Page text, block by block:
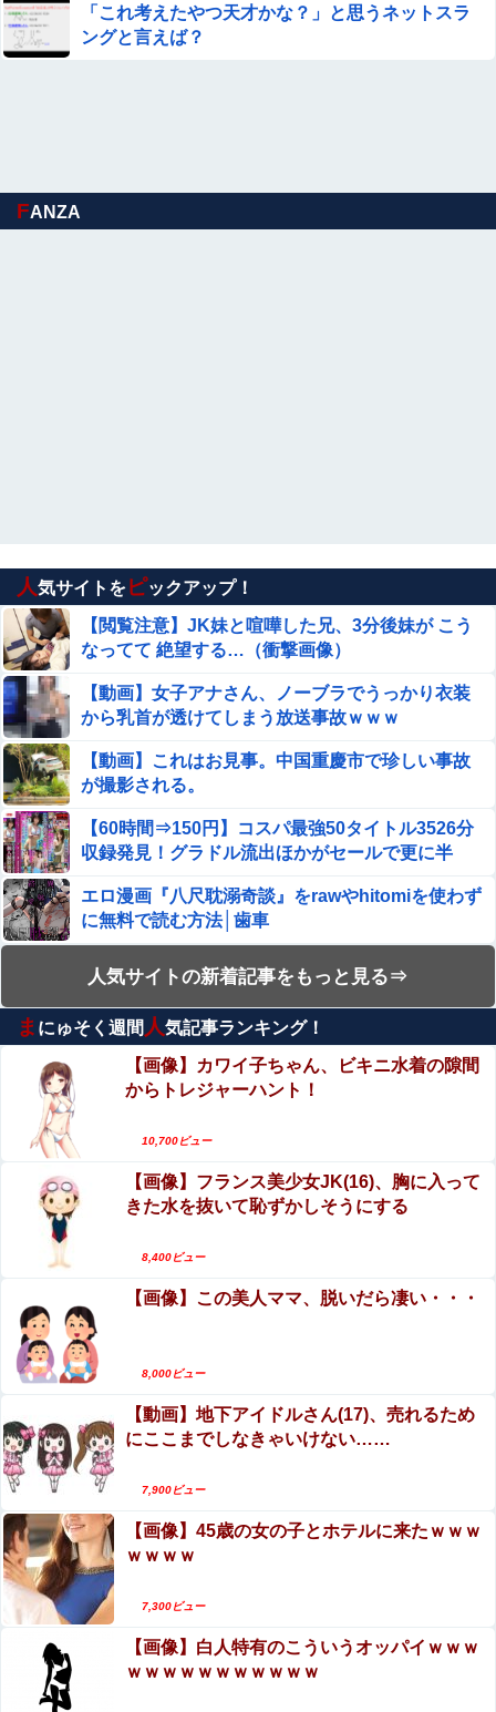
子には負けるわ」←ワイらにはブッ刺さりまくってしまう
w w w w w w
森川ジョージ「みい山アンチは正義を主張する前に漫画の
い中出しレ●プGIF画像
「外国人受け入れ反対」大幅増 若い世代で多く
エロ漫画『八尺耽溺奇談』をrawやhitomiを使わずに無料
で読む方法│歯車
【閲覧注意】JK妹と喧嘩した兄、3分後妹が ”こうなって
て” 絶望する…（衝撃画像）
【悲報】 飛行機のパイロットさん、「駅弁」を食べてい
ることがバレる……
スマホゲー業界、終わりの始まり…倒産件数が過去最多ペ
ース「数億円かけても爆ﾀﾋ」
【朗報】菅直人元総理、再評価されるｗｗｗｗｗｗｗｗｗ
ｗｗｗｗｗｗｗｗｗ
【悲報】女性「男への最大ダメージはこれ」←お前ら耐え
【画像あり】NASAが開発、着るだけで瞬時に「-15℃冷
却」する冷感ポンチョ3,980円！
【悲報】坂口杏里を家に住ませてあげた結果ｗｗｗｗ
【速報】 京大病院、手術ミスで『正常な脳』を摘出 → 患
者は自発呼吸不可能な植物状態に
カープアドゥワ誠『火消し→12回続投』に賛否。新井監督
「それは決めていた」【監督談話/反省会】
元コトメ「実妹の姪に祝儀出したのにうちの娘には出さな
いの!?差別だ100万出せ！」→断ったら我が家に侵入して
1000万相当の宝飾品を泥＆夫の形見を破壊！
アイナ・ジ・エンドの尻はタマランわ
【ウマ娘】「もう来週」 なんで今回のLOHこんな早
いの
原爆ドーム前に居座る”市民団体”を警官隊が排除、その瞬
間に周囲で見守っていた観客たちが……
Powered by livedoor 相互RSS
「これ考えたやつ天才かな？」と思うネットスラ
ングと言えば？
FANZA
人気サイトをピックアップ！
【閲覧注意】JK妹と喧嘩した兄、3分後妹が こう
なってて 絶望する…（衝撃画像）
【動画】女子アナさん、ノーブラでうっかり衣装
から乳首が透けてしまう放送事故ｗｗｗ
【動画】これはお見事。中国重慶市で珍しい事故
が撮影される。
【60時間⇒150円】コスパ最強50タイトル3526分
収録発見！グラドル流出ほかがセールで更に半
エロ漫画『八尺耽溺奇談』をrawやhitomiを使わず
に無料で読む方法│歯車
手マン嫌がる彼氏持ちギャル「ねぇもうやめ
て！」⇒ マ○コは正直だった結果…
【動画】タイのティパンコーン王子が日本人女性
とデートか？
エロ漫画『はじめての緊縛SM調教 終わらない前
む方法│ぱーたぽ
「赤ちゃんに絶対に母乳を上げないで！」（衝撃
動画）
ロ過ぎる！人生最後のラスト写真集、最高！！
巨乳悦楽のおすすめAV!巨乳女優とのパイズリや
コスプレセックス!
【動画】DJI Neo2で釣りの自撮りをしようとした
人気サイトの新着記事をもっと見る⇒
ま にゅそく週間 人気記事ランキング！
【画像】カワイ子ちゃん、ビキニ水着の隙間
からトレジャーハント！
10,700ビュー
【画像】フランス美少女JK(16)、胸に入って
きた水を抜いて恥ずかしそうにする
8,400ビュー
【画像】この美人ママ、脱いだら凄い・・・
8,000ビュー
【動画】地下アイドルさん(17)、売れるため
にここまでしなきゃいけない……
7,900ビュー
【画像】45歳の女の子とホテルに来たｗｗｗ
ｗｗｗｗ
7,300ビュー
【画像】白人特有のこういうオッパイｗｗｗ
ｗｗｗｗｗｗｗｗｗｗｗ